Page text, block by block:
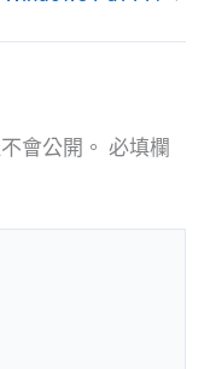
會公開。 必填欄